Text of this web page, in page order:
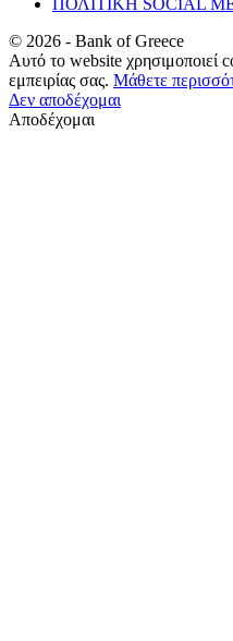
© 2026 - Bank of Greece
Αυτό το website χρησιμοποιεί
εμπειρίας σας. Μάθετε
Δεν αποδέχομαι
Αποδέχομαι